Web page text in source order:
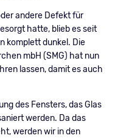
andere Defekt für
hatte, blieb es seit
komplett dunkel. Die
mbH (SMG) hat nun
lassen, damit es auch
des Fensters, das Glas
werden. Da das
werden wir in den